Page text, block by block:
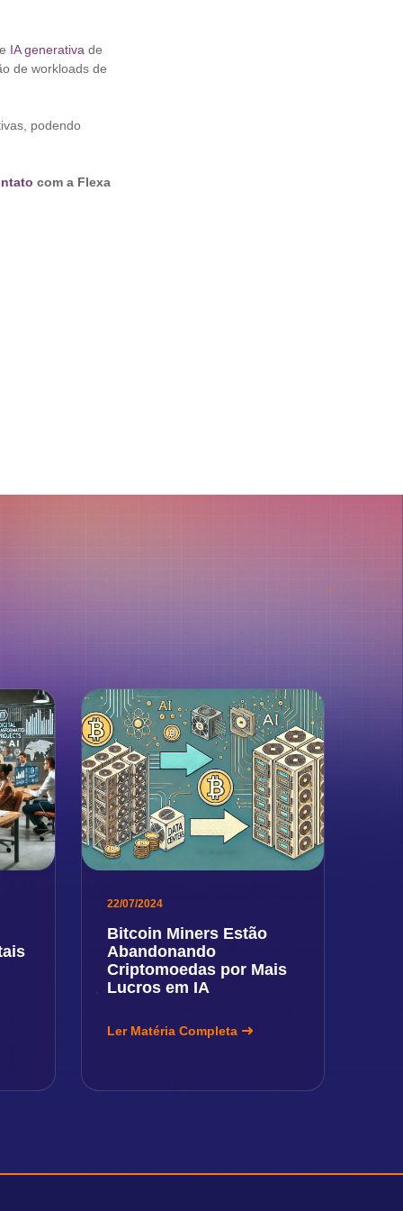
IA generativa de
de workloads de
podendo
com a Flexa
22/07/2024
Bitcoin Miners Estão
Abandonando
Criptomoedas por Mais
Lucros em IA
Ler Matéria Completa